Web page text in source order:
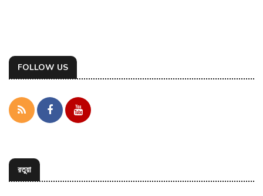
FOLLOW US
রতুয়া